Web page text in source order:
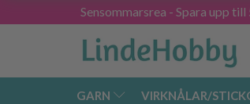
Sensommarsrea - Spara upp
GARN VIRKNÅLAR/